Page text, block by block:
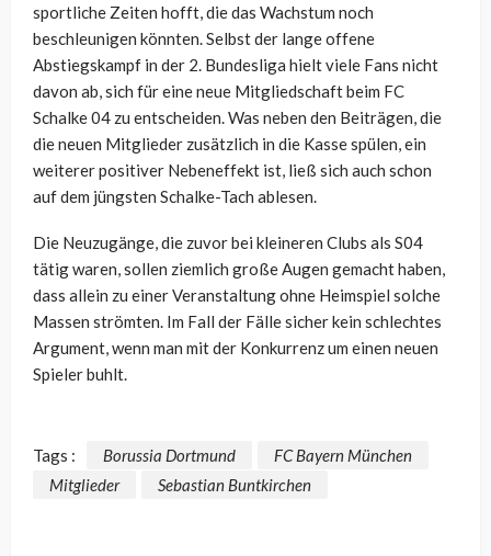
sportliche Zeiten hofft, die das Wachstum noch
beschleunigen könnten. Selbst der lange offene
Abstiegskampf in der 2. Bundesliga hielt viele Fans nicht
davon ab, sich für eine neue Mitgliedschaft beim FC
Schalke 04 zu entscheiden. Was neben den Beiträgen, die
die neuen Mitglieder zusätzlich in die Kasse spülen, ein
weiterer positiver Nebeneffekt ist, ließ sich auch schon
auf dem jüngsten Schalke-Tach ablesen.
Die Neuzugänge, die zuvor bei kleineren Clubs als S04
tätig waren, sollen ziemlich große Augen gemacht haben,
dass allein zu einer Veranstaltung ohne Heimspiel solche
Massen strömten. Im Fall der Fälle sicher kein schlechtes
Argument, wenn man mit der Konkurrenz um einen neuen
Spieler buhlt.
Tags : Borussia Dortmund
FC Bayern München
Mitglieder
Sebastian Buntkirchen